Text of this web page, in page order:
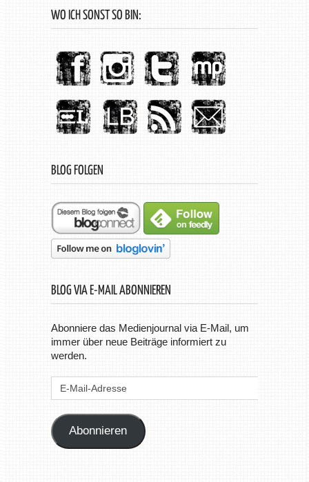
WO ICH SONST SO BIN:
BLOG FOLGEN
BLOG VIA E-MAIL ABONNIEREN
Abonniere das Medienjournal via E-Mail, um
immer über neue Beiträge informiert zu
werden.
Abonnieren